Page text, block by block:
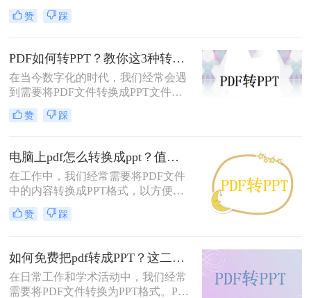
怎么转换成pdf格式呢？ppt是我们经
常用到的，无论是做述职演说还是汇
后，我们一般都会习惯把ppt转换成
pdf格式，这样更加方便保存和打印。
那么pdf怎样转ppt格式呢？今天就给
大家分享几个操作方吧！
赞 踩
PDF如何转PPT？教你这3种转换方法！
在当今数字化的时代，我们经常会遇
到需要将PDF文件转换成PPT文件的
情况。无论是学校中的演讲、企业中
的报告，还是个人中的分享，PPT都
那么，PDF如何转PPT呢？本文将为
你详细介绍几种简单易行的方法，让
你轻松应对各种场景。
赞 踩
电脑上pdf怎么转换成ppt？值得尝试的二个转换方法！
​在工作中，我们经常需要将PDF文件
中的内容转换成PPT格式，以方便演
示和展示。将PDF转换成PPT可以保
留原有的格式和内容，并且能够方便
脑上pdf怎么转换成ppt呢？本文将介
绍二种简单易行的方法，帮助您轻松
实现PDF到PPT的转换。
赞 踩
如何免费把pdf转成PPT？这二种转换方法了解一下！
在日常工作和学术活动中，我们经常
需要将PDF文件转换为PPT格式。PPT